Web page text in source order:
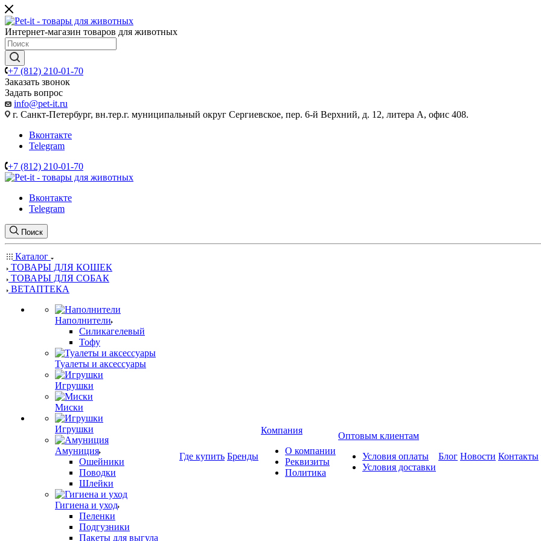
Интернет-магазин товаров для животных
+7 (812) 210-01-70
Заказать звонок
Задать вопрос
info@pet-it.ru
г. Санкт-Петербург, вн.тер.г. муниципальный округ Сергиевское, пер. 6-й Верхний, д. 12, литера А, офис 408.
Вконтакте
Telegram
+7 (812) 210-01-70
Вконтакте
Telegram
Поиск
Каталог
ТОВАРЫ ДЛЯ КОШЕК
ТОВАРЫ ДЛЯ СОБАК
ВЕТАПТЕКА
Наполнители
Силикагелевый
Тофу
Туалеты и аксессуары
Игрушки
Миски
Игрушки
Амуниция
Ошейники
Поводки
Шлейки
Гигиена и уход
Пеленки
Подгузники
Пакеты для выгула
Где купить Бренды
Компания
О компании
Реквизиты
Политика
Оптовым клиентам
Условия оплаты
Условия доставки
Блог Новости Контакты